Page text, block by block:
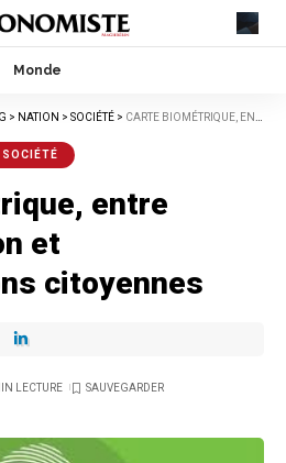
Monde
> NATION > SOCIÉTÉ > CARTE BIOMÉTRIQUE, ENTRE MODERNISATION ET PRÉOCCUPATIONS CITOYENNES
SOCIÉTÉ
entre
et
citoyennes
LECTURE